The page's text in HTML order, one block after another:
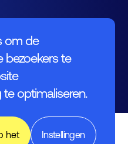
om de
bezoekers te
optimaliseren.
Instellingen
het